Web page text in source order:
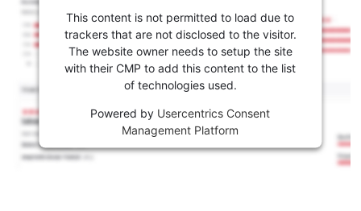
This content is not permitted to load due to
trackers that are not disclosed to the visitor.
The website owner needs to setup the site
with their CMP to add this content to the list
of technologies used.
Powered by Usercentrics Consent
Management Platform